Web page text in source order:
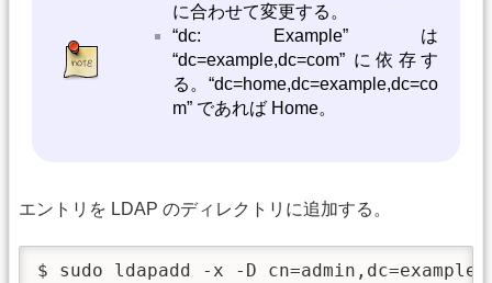
に合わせて変更する。
“dc: Example” は
“dc=example,dc=com” に依存す
る。“dc=home,dc=example,dc=co
m” であれば Home。
エントリを LDAP のディレクトリに追加する。
$ sudo ldapadd -x -D